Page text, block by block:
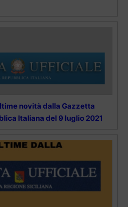
novità dalla Gazzetta
Italiana del 9 luglio 2021